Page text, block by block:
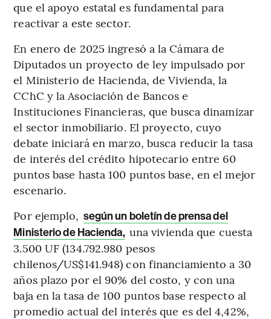
que el apoyo estatal es fundamental para
reactivar a este sector.
En enero de 2025 ingresó a la Cámara de
Diputados un proyecto de ley impulsado por
el Ministerio de Hacienda, de Vivienda, la
CChC y la Asociación de Bancos e
Instituciones Financieras, que busca dinamizar
el sector inmobiliario. El proyecto, cuyo
debate iniciará en marzo, busca reducir la tasa
de interés del crédito hipotecario entre 60
puntos base hasta 100 puntos base, en el mejor
escenario.
Por ejemplo, según un boletín de prensa del
Ministerio de Hacienda, una vivienda que cuesta
3.500 UF (134.792.980 pesos
chilenos/US$141.948) con financiamiento a 30
años plazo por el 90% del costo, y con una
baja en la tasa de 100 puntos base respecto al
promedio actual del interés que es del 4,42%,